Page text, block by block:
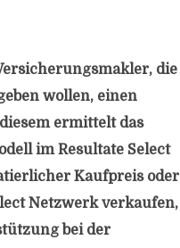
die
wollen, einen
ermittelt das
im Resultate Select
Kaufpreis oder
Netzwerk verkaufen,
bei der